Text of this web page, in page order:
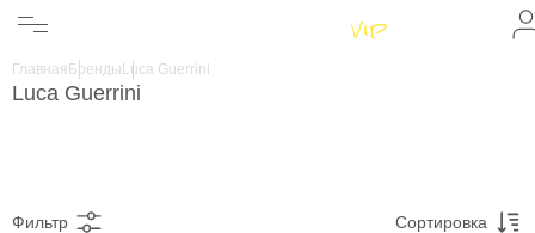
Главная Бренды Luca Guerrini
Luca Guerrini
Фильтр Сортировка